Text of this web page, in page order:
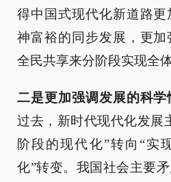
得中国式现代化新道路
神富裕的同步发展，更加
全民共享来分阶段实现全
二是更加强调发展的科
过去，新时代现代化发展
阶段的现代化”转向“实
化”转变。我国社会主要